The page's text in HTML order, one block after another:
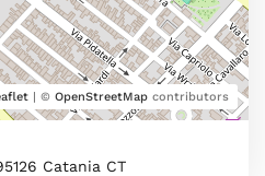
| © OpenStreetMap contributors
Catania CT